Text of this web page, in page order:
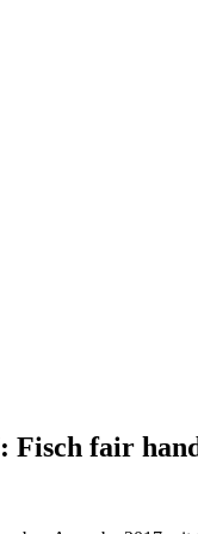
Fisch fair